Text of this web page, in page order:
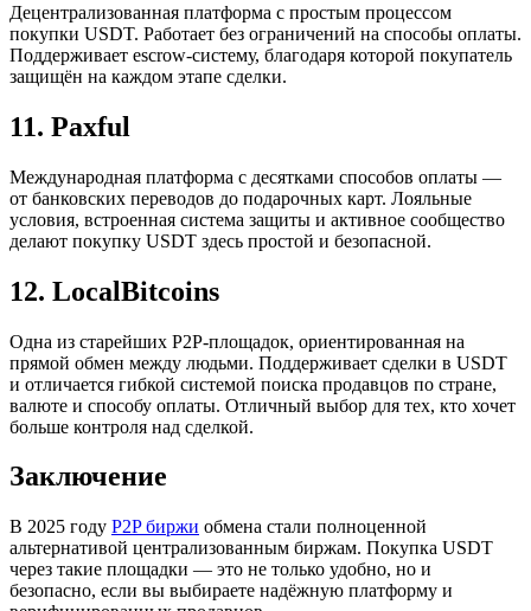
Децентрализованная платформа с простым процессом
покупки USDT. Работает без ограничений на способы оплаты.
Поддерживает escrow-систему, благодаря которой покупатель
защищён на каждом этапе сделки.
11. Paxful
Международная платформа с десятками способов оплаты —
от банковских переводов до подарочных карт. Лояльные
условия, встроенная система защиты и активное сообщество
делают покупку USDT здесь простой и безопасной.
12. LocalBitcoins
Одна из старейших P2P-площадок, ориентированная на
прямой обмен между людьми. Поддерживает сделки в USDT
и отличается гибкой системой поиска продавцов по стране,
валюте и способу оплаты. Отличный выбор для тех, кто хочет
больше контроля над сделкой.
Заключение
В 2025 году P2P биржи обмена стали полноценной
альтернативой централизованным биржам. Покупка USDT
через такие площадки — это не только удобно, но и
безопасно, если вы выбираете надёжную платформу и